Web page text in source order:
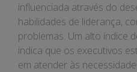
influenciada através do
habilidades de liderança,
problemas. Um alto índice
indica que os executivos
em atender às